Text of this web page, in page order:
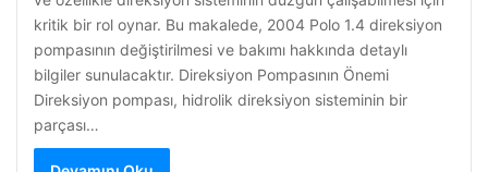
kritik bir rol oynar. Bu makalede, 2004 Polo 1.4 direksiyon
pompasının değiştirilmesi ve bakımı hakkında detaylı
bilgiler sunulacaktır. Direksiyon Pompasının Önemi
Direksiyon pompası, hidrolik direksiyon sisteminin bir
parçası…